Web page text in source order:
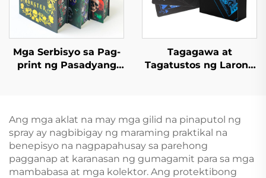
Mga Serbisyo sa Pag-
print ng Pasadyang
Gilid, Nobela na may
Dust Jacket
Tagagawa at
Tagatustos ng Larong
at Pag-iimpake para
sa mga Matatanda at
Mag-asawa
Ang mga aklat na may mga gilid na pinaputol ng
spray ay nagbibigay ng maraming praktikal na
benepisyo na nagpapahusay sa parehong
pagganap at karanasan ng gumagamit para sa mga
mambabasa at mga kolektor. Ang protektibong